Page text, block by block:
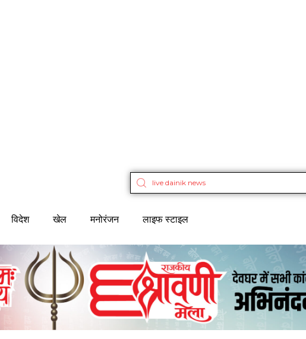
विदेश खेल मनोरंजन लाइफ स्टाइल